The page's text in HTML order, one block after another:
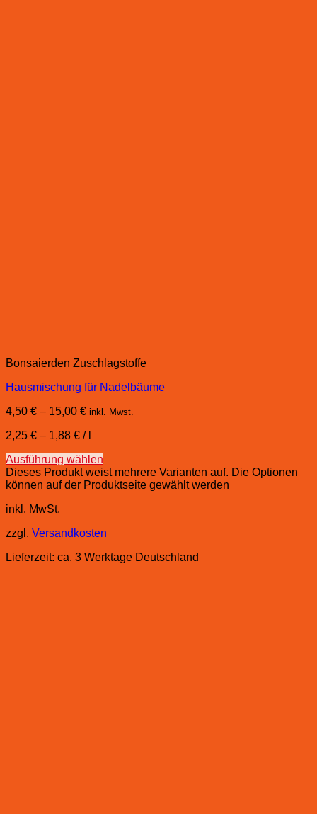
Bonsaierden Zuschlagstoffe
Hausmischung für Nadelbäume
4,50 € – 15,00 € inkl. Mwst.
2,25 € – 1,88 € /
Ausführung wählen
Dieses Produkt weist mehrere Varianten auf. Die Optionen
können auf der Produktseite gewählt werden
inkl. MwSt.
zzgl. Versandkosten
Lieferzeit: ca. 3 Werktage Deutschland